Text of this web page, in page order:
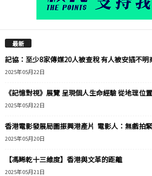
最新
記協：至少8家傳媒20人被查稅 有人被安插不明
2025年05月22日
《記憶對視》展覽 呈現個人生命經驗 從地理位
2025年05月22日
香港電影發展局圖振興港產片 電影人：無戲拍緊
2025年05月20日
【馮睎乾十三維度】香港與文革的距離
2025年05月21日